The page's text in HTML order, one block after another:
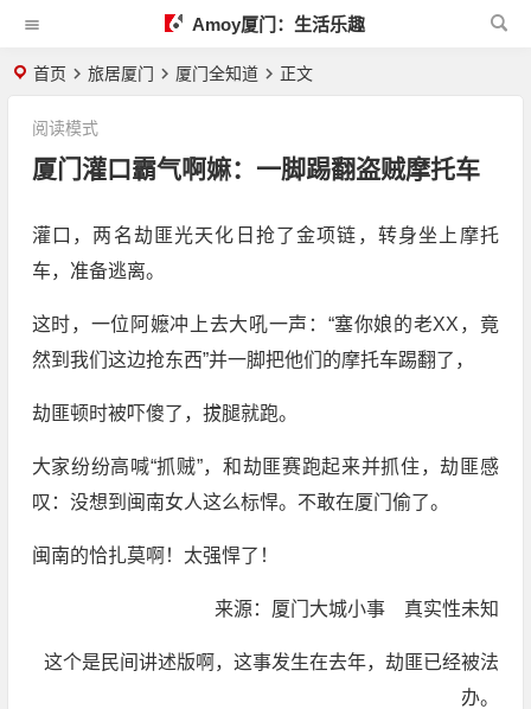
Amoy厦门：生活乐趣
首页 旅居厦门 厦门全知道 正文
厦门灌口霸气啊嫲：一脚踢翻盗贼摩托车
阅读模式
灌口，两名劫匪光天化日抢了金项链，转身坐上摩托
车，准备逃离。
这时，一位阿嬷冲上去大吼一声：“塞你娘的老XX，竟
然到我们这边抢东西”并一脚把他们的摩托车踢翻了，
劫匪顿时被吓傻了，拔腿就跑。
大家纷纷高喊“抓贼”，和劫匪赛跑起来并抓住，劫匪感
叹：没想到闽南女人这么标悍。不敢在厦门偷了。
闽南的恰扎莫啊！太强悍了！
来源：厦门大城小事 真实性未知
这个是民间讲述版啊，这事发生在去年，劫匪已经被法
办。